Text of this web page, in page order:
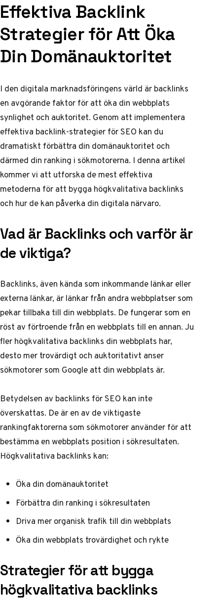
Effektiva Backlink
Strategier för Att Öka
Din Domänauktoritet
I den digitala marknadsföringens värld är backlinks
en avgörande faktor för att öka din webbplats
synlighet och auktoritet. Genom att implementera
effektiva backlink-strategier för SEO kan du
dramatiskt förbättra din domänauktoritet och
därmed din ranking i sökmotorerna. I denna artikel
kommer vi att utforska de mest effektiva
metoderna för att bygga högkvalitativa backlinks
och hur de kan påverka din digitala närvaro.
Vad är Backlinks och varför är
de viktiga?
Backlinks, även kända som inkommande länkar eller
externa länkar, är länkar från andra webbplatser som
pekar tillbaka till din webbplats. De fungerar som en
röst av förtroende från en webbplats till en annan. Ju
fler högkvalitativa backlinks din webbplats har,
desto mer trovärdigt och auktoritativt anser
sökmotorer som Google att din webbplats är.
Betydelsen av backlinks för SEO kan inte
överskattas. De är en av de viktigaste
rankingfaktorerna som sökmotorer använder för att
bestämma en webbplats position i sökresultaten.
Högkvalitativa backlinks kan:
Öka din domänauktoritet
Förbättra din ranking i sökresultaten
Driva mer organisk trafik till din webbplats
Öka din webbplats trovärdighet och rykte
Strategier för att bygga
högkvalitativa backlinks